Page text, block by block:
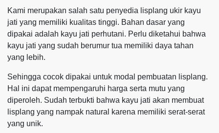
Kami merupakan salah satu penyedia lisplang ukir kayu
jati yang memiliki kualitas tinggi. Bahan dasar yang
dipakai adalah kayu jati perhutani. Perlu diketahui bahwa
kayu jati yang sudah berumur tua memiliki daya tahan
yang lebih.
Sehingga cocok dipakai untuk modal pembuatan lisplang.
Hal ini dapat mempengaruhi harga serta mutu yang
diperoleh. Sudah terbukti bahwa kayu jati akan membuat
lisplang yang nampak natural karena memiliki serat-serat
yang unik.